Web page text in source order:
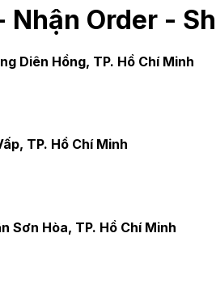
Order -
Diên Hồng, TP. Hồ Chí Minh
TP. Hồ Chí Minh
Sơn Hòa, TP. Hồ Chí Minh